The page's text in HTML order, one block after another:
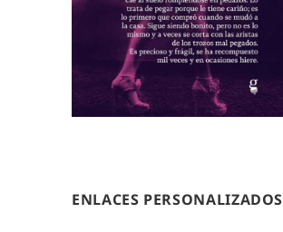
ENLACES PERSONALIZADOS